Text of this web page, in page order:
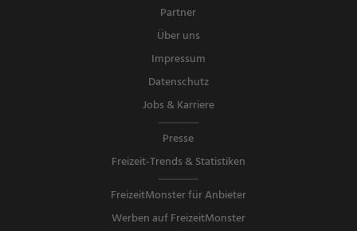
Partner
Über uns
Impressum
Datenschutz
Jobs & Karriere
Presse
Freizeit-Trends & Statistiken
FreizeitMonster für Anbieter
Werben auf FreizeitMonster